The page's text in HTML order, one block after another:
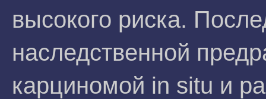
высокого риска.
наследственной
карциномой in situ и